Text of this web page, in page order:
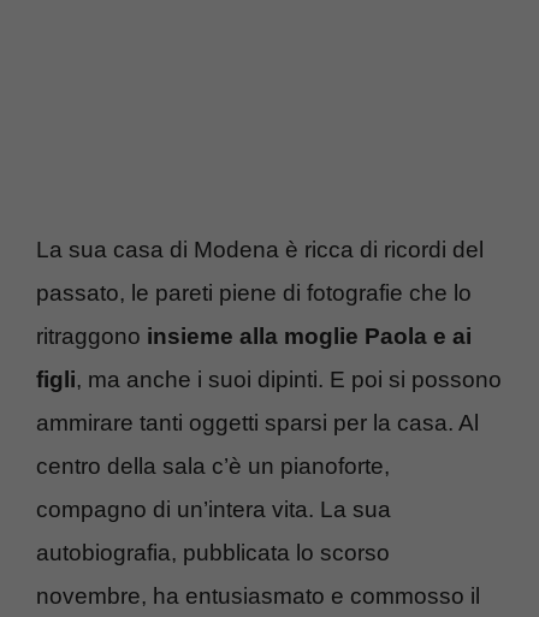
La sua casa di Modena è ricca di ricordi del
passato, le pareti piene di fotografie che lo
ritraggono insieme alla moglie Paola e ai
figli, ma anche i suoi dipinti. E poi si possono
ammirare tanti oggetti sparsi per la casa. Al
centro della sala c’è un pianoforte,
compagno di un’intera vita. La sua
autobiografia, pubblicata lo scorso
novembre, ha entusiasmato e commosso il